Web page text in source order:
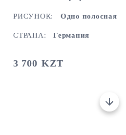
РИСУНОК: Одно полосная
СТРАНА: Германия
3 700 KZT